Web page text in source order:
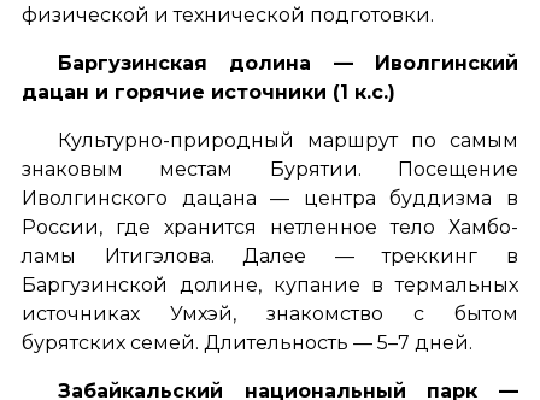
физической и технической подготовки.
Баргузинская долина — Иволгинский
дацан и горячие источники (1 к.с.)
Культурно-природный маршрут по самым
знаковым местам Бурятии. Посещение
Иволгинского дацана — центра буддизма в
России, где хранится нетленное тело Хамбо-
ламы Итигэлова. Далее — треккинг в
Баргузинской долине, купание в термальных
источниках Умхэй, знакомство с бытом
бурятских семей. Длительность — 5–7 дней.
Забайкальский национальный парк —